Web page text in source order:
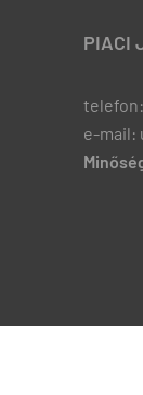
PIACI
telefon:
e-mail: